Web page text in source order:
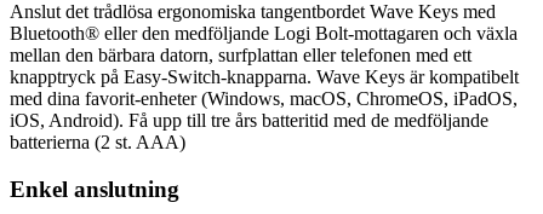
Anslut det trådlösa ergonomiska tangentbordet Wave Keys med
Bluetooth® eller den medföljande Logi Bolt-mottagaren och växla
mellan den bärbara datorn, surfplattan eller telefonen med ett
knapptryck på Easy-Switch-knapparna. Wave Keys är kompatibelt
med dina favorit-enheter (Windows, macOS, ChromeOS, iPadOS,
iOS, Android). Få upp till tre års batteritid med de medföljande
batterierna (2 st. AAA)
Enkel anslutning